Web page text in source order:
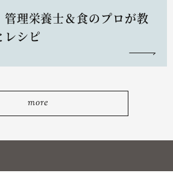
管理栄養士＆食のプロが教
レシピ
more